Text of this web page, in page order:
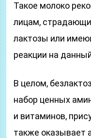
Такое молоко
лицам,
лактозы или
реакции на
В целом,
набор ценных
и витаминов,
также оказывает